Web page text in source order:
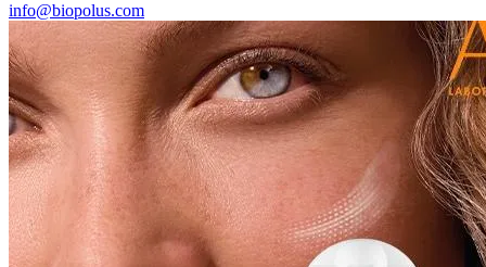
info@biopolus.com